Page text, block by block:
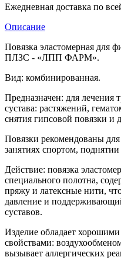
Ежедневная доставка по
Описание
Повязка эластомерная для
ПЛЗС - «ЛПП ФАРМ».
Вид: комбинированная.
Предназначен: для лечения
сустава: растяжений,
снятия гипсовой повязки и
Повязки рекомендованы
занятиях спортом,
Действие: повязка
специального полотна,
пряжу и латексные нити,
давление и
суставов.
Изделие обладает
свойствами:
вызывает аллергических